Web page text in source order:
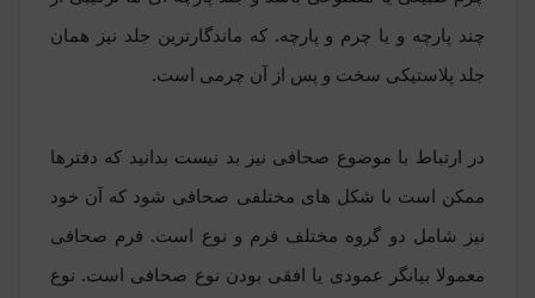
چند پارچه و یا چرم و پارچه. که ماندگارترین جلد نیز همان
جلد پلاستیکی سخت و پس از آن چرمی است.
در ارتباط با موضوع صحافی نیز بد نیست بدانید که دفترها
ممکن است با شکل های مختلفی صحافی شود که آن خود
نیز شامل دو گروه مختلف فرم و نوع است. فرم صحافی
معمولا بیانگر عمودی یا افقی بودن نوع صحافی است. نوع